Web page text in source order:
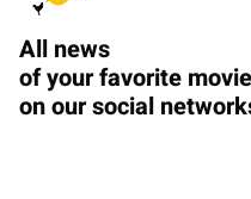
All news
of your favorite
on our social